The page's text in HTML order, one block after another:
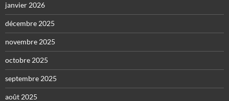
janvier 2026
décembre 2025
novembre 2025
octobre 2025
septembre 2025
août 2025